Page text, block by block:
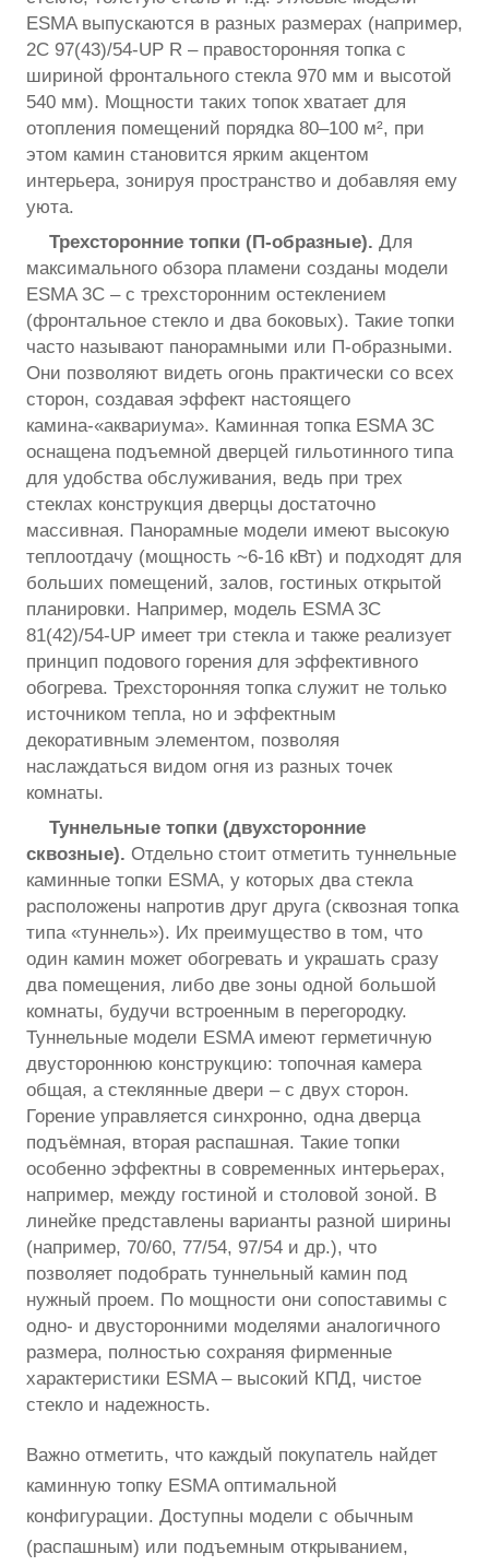
ESMA выпускаются в разных размерах (например,
2С 97(43)/54-UP R – правосторонняя топка с
шириной фронтального стекла 970 мм и высотой
540 мм). Мощности таких топок хватает для
отопления помещений порядка 80–100 м², при
этом камин становится ярким акцентом
интерьера, зонируя пространство и добавляя ему
уюта.
Трехсторонние топки (П-образные). Для
максимального обзора пламени созданы модели
ESMA 3C – с трехсторонним остеклением
(фронтальное стекло и два боковых). Такие топки
часто называют панорамными или П-образными.
Они позволяют видеть огонь практически со всех
сторон, создавая эффект настоящего
камина-«аквариума». Каминная топка ESMA 3C
оснащена подъемной дверцей гильотинного типа
для удобства обслуживания, ведь при трех
стеклах конструкция дверцы достаточно
массивная. Панорамные модели имеют высокую
теплоотдачу (мощность ~6-16 кВт) и подходят для
больших помещений, залов, гостиных открытой
планировки. Например, модель ESMA 3C
81(42)/54-UP имеет три стекла и также реализует
принцип подового горения для эффективного
обогрева. Трехсторонняя топка служит не только
источником тепла, но и эффектным
декоративным элементом, позволяя
наслаждаться видом огня из разных точек
комнаты.
Туннельные топки (двухсторонние
сквозные). Отдельно стоит отметить туннельные
каминные топки ESMA, у которых два стекла
расположены напротив друг друга (сквозная топка
типа «туннель»). Их преимущество в том, что
один камин может обогревать и украшать сразу
два помещения, либо две зоны одной большой
комнаты, будучи встроенным в перегородку.
Туннельные модели ESMA имеют герметичную
двустороннюю конструкцию: топочная камера
общая, а стеклянные двери – с двух сторон.
Горение управляется синхронно, одна дверца
подъёмная, вторая распашная. Такие топки
особенно эффектны в современных интерьерах,
например, между гостиной и столовой зоной. В
линейке представлены варианты разной ширины
(например, 70/60, 77/54, 97/54 и др.), что
позволяет подобрать туннельный камин под
нужный проем. По мощности они сопоставимы с
одно- и двусторонними моделями аналогичного
размера, полностью сохраняя фирменные
характеристики ESMA – высокий КПД, чистое
стекло и надежность.
Важно отметить, что каждый покупатель найдет
каминную топку ESMA оптимальной
конфигурации. Доступны модели с обычным
(распашным) или подъемным открыванием,